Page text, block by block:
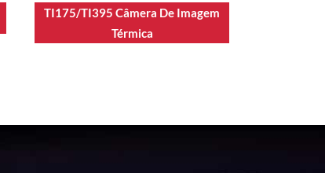
TI175/TI395 Câmera De Imagem
Térmica